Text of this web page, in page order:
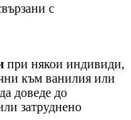
с
при някои индивиди,
към ванилия или
доведе до
затруднено